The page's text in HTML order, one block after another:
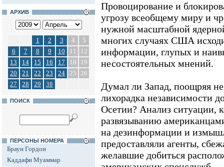
АРХИВ
1 2 3 4
5
6
7 8 9 10 11
12
13
14 15 16 17 18
19
20
21 22 23 24 25 26
27
28 29 30
ПОИСК
ПЕРСОНЫ НОМЕРА
Браун Гордон
Каддафи Муаммар
Провоцирование и
угрозу всеобщему миру и
нужной масштабной
многих случаях США
информации, глупых и
несостоятельных мнений.
Думал ли Запад, поощряя
лихорадка независимости
Осетии? Анализ ситуации,
развязыванию
на дезинформации и
предоставляли агенты,
желавшие добиться